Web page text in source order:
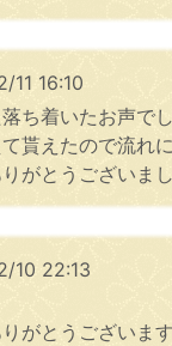
11 16:10
ち着いたお声でし
貰えたので流れ
がとうございまし
10 22:13
がとうございます